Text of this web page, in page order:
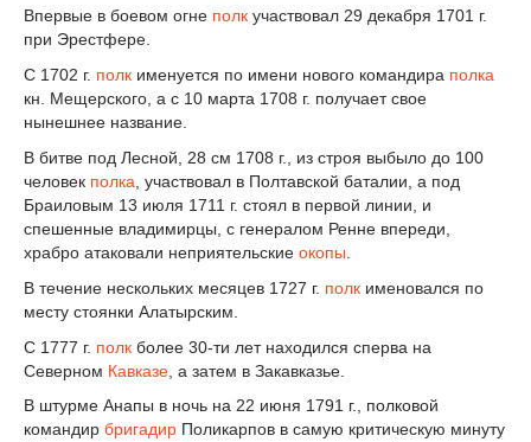
Впервые в боевом огне полк участвовал 29 декабря 1701 г.
при Эрестфере.
С 1702 г. полк именуется по имени нового командира полка
кн. Мещерского, а с 10 марта 1708 г. получает свое
нынешнее название.
В битве под Лесной, 28 см 1708 г., из строя выбыло до 100
человек полка , участвовал в Полтавской баталии, а под
Браиловым 13 июля 1711 г. стоял в первой линии, и
спешенные владимирцы, с генералом Ренне впереди,
храбро атаковали неприятельские окопы
В течение нескольких месяцев 1727 г. полк именовался по
месту стоянки Алатырским.
С 1777 г. полк более 30-ти лет находился сперва на
Северном Кавказе , а затем в Закавказье.
В штурме Анапы в ночь на 22 июня 1791 г., полковой
командир бригадир Поликарпов в самую критическую минуту